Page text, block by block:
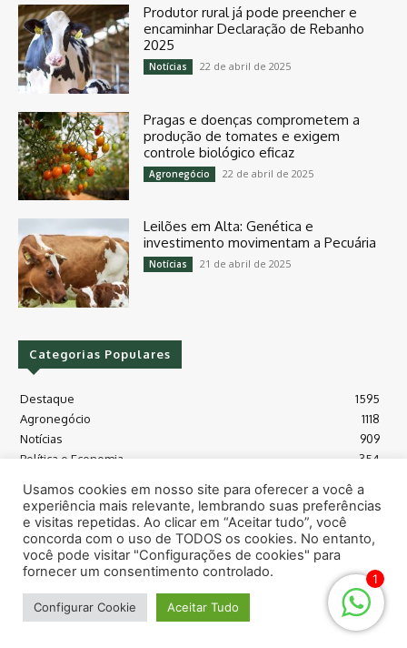
Produtor rural já pode preencher e
encaminhar Declaração de Rebanho
2025
Notícias 22 de abril de 2025
Pragas e doenças comprometem a
produção de tomates e exigem
controle biológico eficaz
Agronegócio 22 de abril de 2025
Leilões em Alta: Genética e
investimento movimentam a Pecuária
Notícias 21 de abril de 2025
Categorias Populares
Destaque
1595
Agronegócio
1118
Notícias
909
Política e Economia
354
Máquinas e Tecnologia
128
Grãos - soja e milho
Meio Ambiente
115
© Todos os direitos reservados safras.news
Política de privacidade
1
Usamos cookies em nosso site para oferecer a você a
experiência mais relevante, lembrando suas preferências
e visitas repetidas. Ao clicar em “Aceitar tudo”, você
concorda com o uso de TODOS os cookies. No entanto,
você pode visitar "Configurações de cookies" para
fornecer um consentimento controlado.
Configurar Cookie Aceitar Tudo